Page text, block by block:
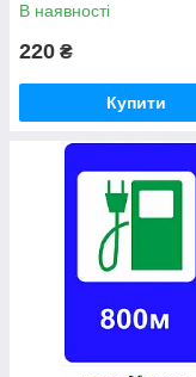
В наявності
220 ₴
Купити